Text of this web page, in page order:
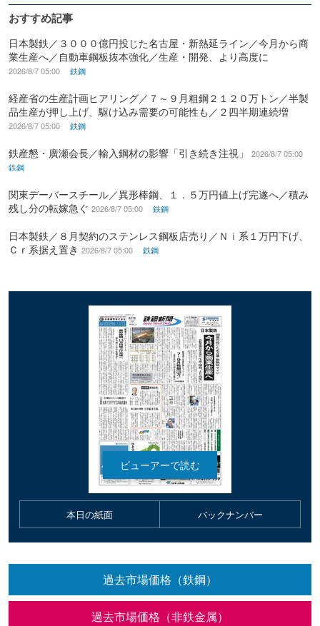
おすすめ記事
日本製鉄／３０００億円投じた名古屋・新熱延ライン／今月から商
業生産へ／自動車鋼板抜本強化／生産・開発、より高度に
2026/8/7 05:00 鉄鋼
経産省の生産計画ヒアリング／７～９月粗鋼２１２０万トン／半製
品生産が押し上げ、駆け込み需要の可能性も／２四半期連続増
2026/8/7 05:00 鉄鋼
鉄産懇・廣瀬会長／輸入鋼材の影響「引き続き注視」
2026/8/7 05:00
鉄鋼
関東デーバースチール／異形棒鋼、１．５万円値上げ完遂へ／積み
残し分の転嫁急ぐ 2026/8/7 05:00 鉄鋼
日本製鉄／８月契約のステンレス鋼板店売り／Ｎｉ系１万円下げ、
Ｃｒ系据え置き 2026/8/7 05:00 鉄鋼
本日の紙面 バックナンバー
過去市場価格（鉄鋼）
過去市場価格（非鉄金属）